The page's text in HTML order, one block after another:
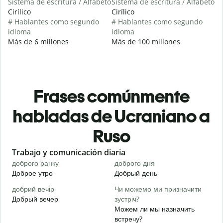
Cirílico
# Hablantes como segundo
idioma
Más de 6 millones
Cirílico
# Hablantes como segundo
idioma
Más de 100 millones
Frases comúnmente
habladas de Ucraniano a
Ruso
Slide 1 of 6
Trabajo y comunicación diaria
доброго ранку
Доброе утро
доброго дня
Добрый день
добрий вечір
Добрый вечер
Чи можемо ми призначити
зустріч?
Можем ли мы назначить
встречу?